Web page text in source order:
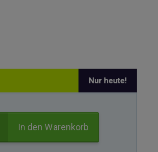
Nur heute!
In den Warenkorb